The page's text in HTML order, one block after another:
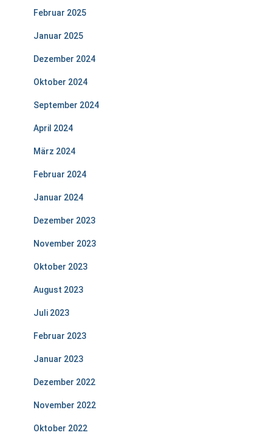
Februar 2025
Januar 2025
Dezember 2024
Oktober 2024
September 2024
April 2024
März 2024
Februar 2024
Januar 2024
Dezember 2023
November 2023
Oktober 2023
August 2023
Juli 2023
Februar 2023
Januar 2023
Dezember 2022
November 2022
Oktober 2022